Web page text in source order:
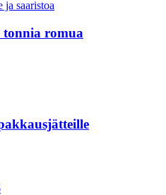
tonnia romua